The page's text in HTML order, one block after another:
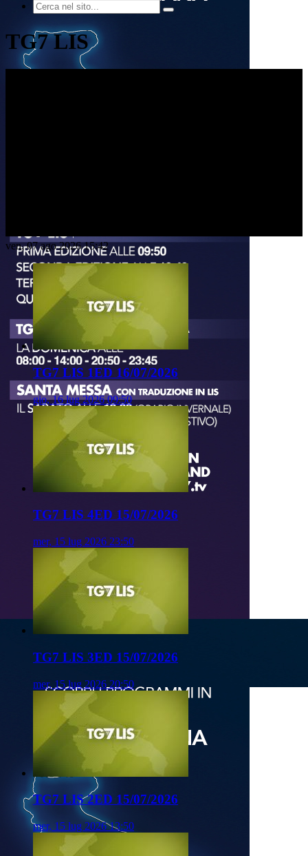
TG7 LIS
ven, 07 ago 2026 15:42
TG7 LIS 1ED 16/07/2026
gio, 16 lug 2026 09:50
TG7 LIS 4ED 15/07/2026
mer, 15 lug 2026 23:50
TG7 LIS 3ED 15/07/2026
mer, 15 lug 2026 20:50
TG7 LIS 2ED 15/07/2026
mer, 15 lug 2026 13:50